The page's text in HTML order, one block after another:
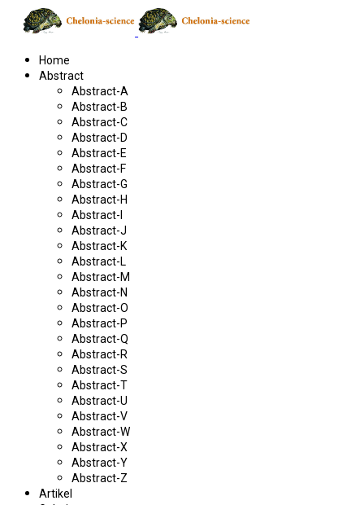
Home
Abstract
Abstract-A
Abstract-B
Abstract-C
Abstract-D
Abstract-E
Abstract-F
Abstract-G
Abstract-H
Abstract-I
Abstract-J
Abstract-K
Abstract-L
Abstract-M
Abstract-N
Abstract-O
Abstract-P
Abstract-Q
Abstract-R
Abstract-S
Abstract-T
Abstract-U
Abstract-V
Abstract-W
Abstract-X
Abstract-Y
Abstract-Z
Artikel